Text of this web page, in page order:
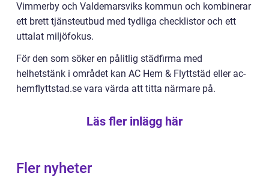
Vimmerby och Valdemarsviks kommun och kombinerar
ett brett tjänsteutbud med tydliga checklistor och ett
uttalat miljöfokus.
För den som söker en pålitlig städfirma med
helhetstänk i området kan AC Hem & Flyttstäd eller ac-
hemflyttstad.se vara värda att titta närmare på.
Läs fler inlägg här
Fler nyheter